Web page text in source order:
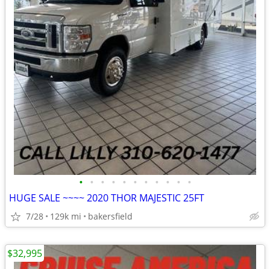
• • • • • • • • • • •
HUGE SALE ~~~~ 2020 THOR MAJESTIC 25FT
7/28 129k mi bakersfield
$32,995